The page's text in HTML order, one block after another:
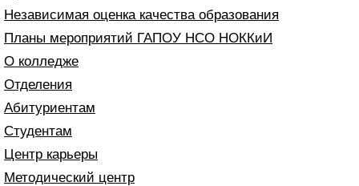
Независимая оценка качества образования
Планы мероприятий ГАПОУ НСО НОККиИ
О колледже
Отделения
Абитуриентам
Студентам
Центр карьеры
Методический центр